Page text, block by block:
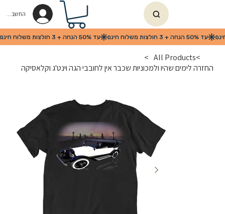
החשבון שלי
>
All Products
>
החזרה לימים שהיו ולמכוניות שכבר אין לחובבי הגה וינט'ג וקלאסיקה